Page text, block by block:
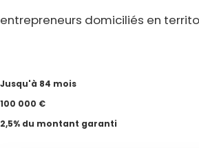
entrepreneurs domiciliés en
Jusqu'à 84 mois
100 000 €
2,5% du montant garanti